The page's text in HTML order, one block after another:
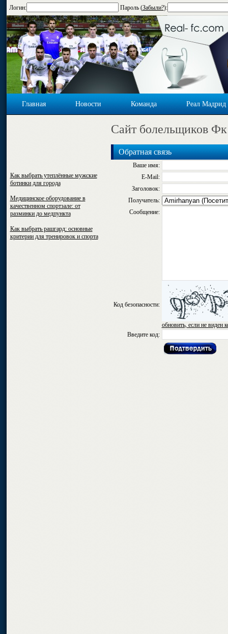
Логин: Пароль (Забыли?):
Главная Новости Команда Реал Мадрид
Cайт болельщиков
Как выбрать утеплённые мужские
ботинки для города
Медицинское оборудование в
качественном спортзале: от
разминки до медпункта
Как выбрать рашгард: основные
критерии для тренировок и спорта
Обратная связь
Ваше имя:
E-Mail:
Заголовок:
Получатель:
Сообщение:
Код безопасности:
обновить, если не виден
Введите код: